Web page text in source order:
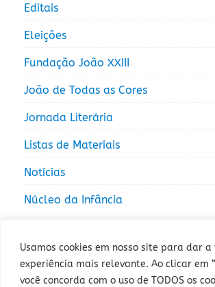
Usamos cookies em nosso site para dar a
experiência mais relevante. Ao clicar em
você concorda com o uso de TODOS os
Editais
Eleições
Fundação João XXIII
João de Todas as Cores
Jornada Literária
Listas de Materiais
Notícias
Núcleo da Infância